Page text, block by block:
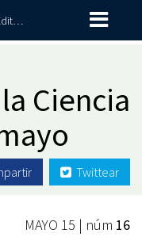
Departamento de Divulgación y Difusión Editorial
Ciencia
Twittear
MAYO 15 | núm 16